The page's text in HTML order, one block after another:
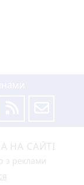
НА САЙТІ
з реклами